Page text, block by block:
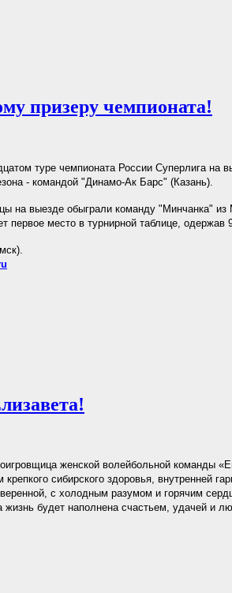
призеру чемпионата!
туре чемпионата России Суперлига на
- командой "Динамо-Ак Барс" (Казань).
на выезде обыграли команду "Минчанка" из
первое место в турнирной таблице, одержав
женской волейбольной команды
сибирского здоровья, внутренней
с холодным разумом и горячим
будет наполнена счастьем, удачей и